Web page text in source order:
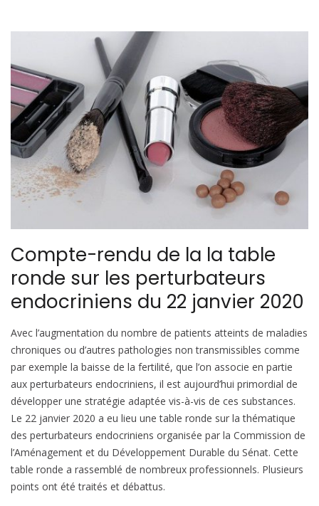
Compte-rendu de la la table
ronde sur les perturbateurs
endocriniens du 22 janvier 2020
Avec l’augmentation du nombre de patients atteints de maladies
chroniques ou d’autres pathologies non transmissibles comme
par exemple la baisse de la fertilité, que l’on associe en partie
aux perturbateurs endocriniens, il est aujourd’hui primordial de
développer une stratégie adaptée vis-à-vis de ces substances.
Le 22 janvier 2020 a eu lieu une table ronde sur la thématique
des perturbateurs endocriniens organisée par la Commission de
l’Aménagement et du Développement Durable du Sénat. Cette
table ronde a rassemblé de nombreux professionnels. Plusieurs
points ont été traités et débattus.